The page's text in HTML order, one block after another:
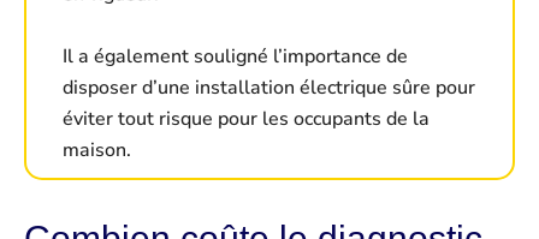
Il a également souligné l’importance de
disposer d’une installation électrique sûre pour
éviter tout risque pour les occupants de la
maison.